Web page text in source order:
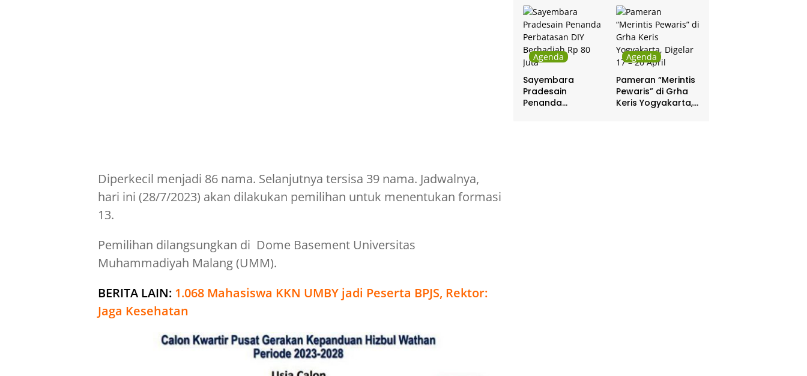
Diperkecil menjadi 86 nama. Selanjutnya tersisa 39 nama. Jadwalnya,
hari ini (28/7/2023) akan dilakukan pemilihan untuk menentukan formasi
13.
Pemilihan dilangsungkan di Dome Basement Universitas
Muhammadiyah Malang (UMM).
BERITA LAIN: 1.068 Mahasiswa KKN UMBY jadi Peserta BPJS, Rektor:
Jaga Kesehatan
Pakualaman
Agenda
Sayembara
Pradesain
Penanda
Agenda
Pameran “Merintis
Pewaris” di Grha
Keris Yogyakarta,